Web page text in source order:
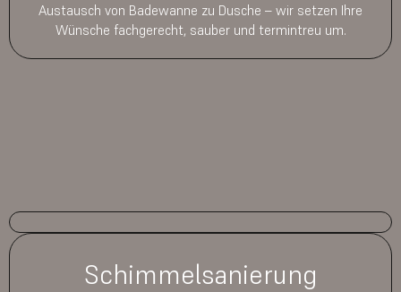
Austausch von Badewanne zu Dusche – wir setzen Ihre
Wünsche fachgerecht, sauber und termintreu um.
Schimmelsanierung